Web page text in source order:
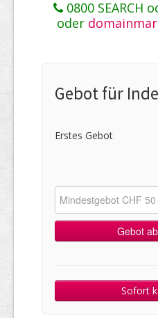
0800 SEARCH
oder
Gebot für
Erstes Gebot
Sofort